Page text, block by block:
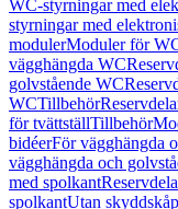
WC-styrningar med
styrningar med
modulerModuler för
vägghängda WC
golvstående WC
WCTillbehör
för tvättställTillbehör
bidéerFör vägghängda
vägghängda och
med spolkant
spolkantUtan